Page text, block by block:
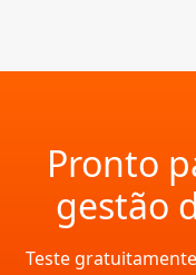
Pronto
gestão
Teste